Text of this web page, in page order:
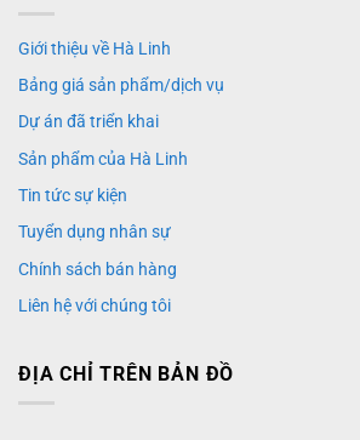
Giới thiệu về Hà Linh
Bảng giá sản phẩm/dịch vụ
Dự án đã triển khai
Sản phẩm của Hà Linh
Tin tức sự kiện
Tuyển dụng nhân sự
Chính sách bán hàng
Liên hệ với chúng tôi
ĐỊA CHỈ TRÊN BẢN ĐỒ